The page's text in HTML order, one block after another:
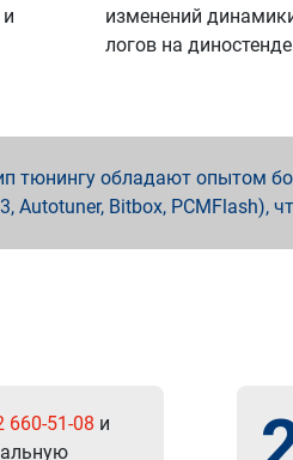
изменений
логов на
тюнингу обладают опытом
Autotuner, Bitbox, PCMFlash),
660-51-08 и